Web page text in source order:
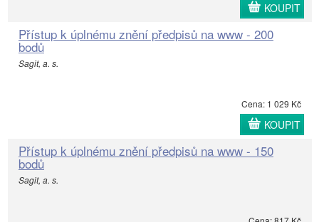
KOUPIT
Přístup k úplnému znění předpisů na www - 200
bodů
Sagit, a. s.
Cena: 1 029 Kč
KOUPIT
Přístup k úplnému znění předpisů na www - 150
bodů
Sagit, a. s.